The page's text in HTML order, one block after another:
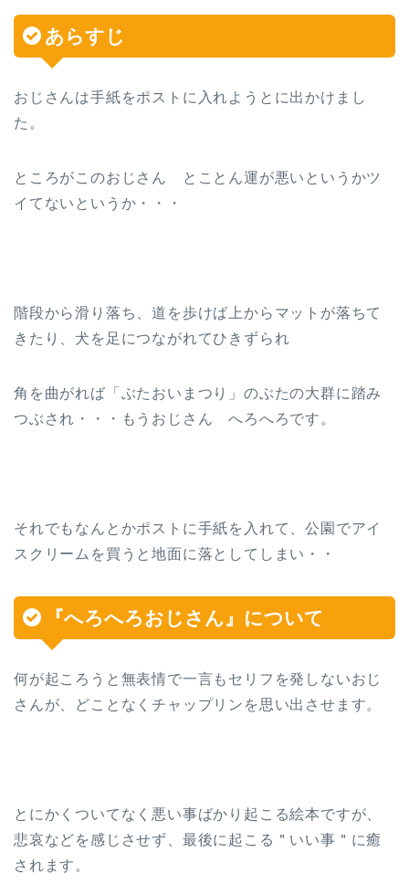
あらすじ
おじさんは手紙をポストに入れようとに出かけまし
た。
ところがこのおじさん とことん運が悪いというかツ
イてないというか・・・
階段から滑り落ち、道を歩けば上からマットが落ちて
きたり、犬を足につながれてひきずられ
角を曲がれば「ぶたおいまつり」のぶたの大群に踏み
つぶされ・・・もうおじさん へろへろです。
それでもなんとかポストに手紙を入れて、公園でアイ
スクリームを買うと地面に落としてしまい・・
『へろへろおじさん』について
何が起ころうと無表情で一言もセリフを発しないおじ
さんが、どことなくチャップリンを思い出させます。
とにかくついてなく悪い事ばかり起こる絵本ですが、
悲哀などを感じさせず、最後に起こる＂いい事＂に癒
されます。